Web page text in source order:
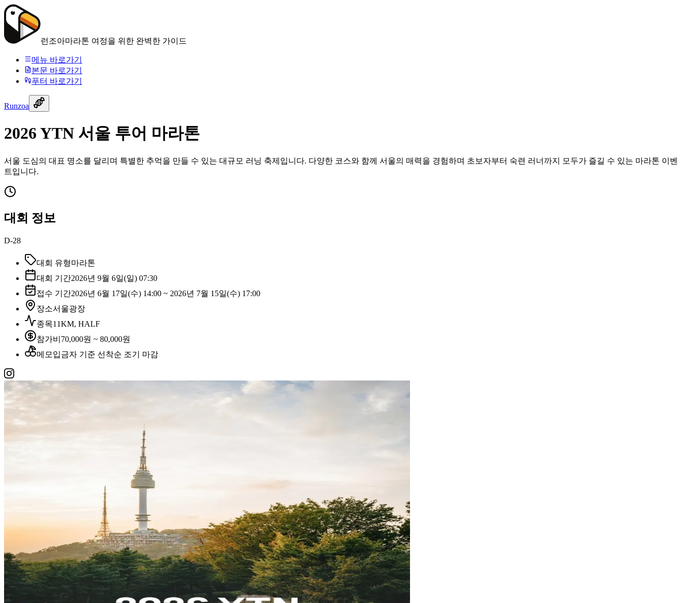
런조아마라톤 여정을 위한 완벽한 가이드
메뉴 바로가기
본문 바로가기
푸터 바로가기
Runzoa
2026 YTN 서울 투어 마라톤
서울 도심의 대표 명소를 달리며 특별한 추억을 만들 수 있는 대규모 러닝 축제입니다. 다양한 코스와 함께 서울의 매력을 경험하며 초보자부터 숙련 러너까지 모두가 즐길 수 있는 마라톤 이벤
트입니다.
대회 정보
D-28
대회 유형마라톤
대회 기간2026년 9월 6일(일) 07:30
접수 기간2026년 6월 17일(수) 14:00 ~ 2026년 7월 15일(수) 17:00
장소서울광장
종목11KM, HALF
참가비 70,000원 ~ 80,000원
메모 입금자 기준 선착순 조기 마감